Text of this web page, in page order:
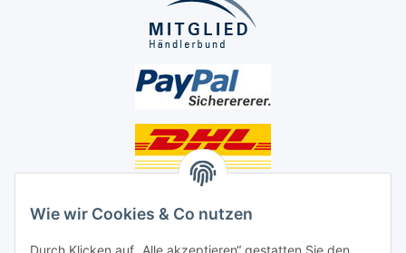
Wie wir Cookies & Co nutzen
Social Media